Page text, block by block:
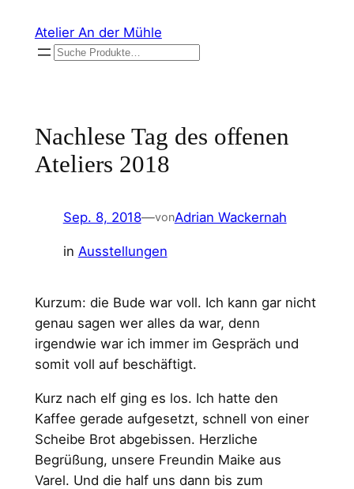
Inhalt
springen
Atelier An der Mühle
Suchen
Nachlese Tag des offenen
Ateliers 2018
Sep. 8, 2018—vonAdrian Wackernah
in Ausstellungen
Kurzum: die Bude war voll. Ich kann gar nicht
genau sagen wer alles da war, denn
irgendwie war ich immer im Gespräch und
somit voll auf beschäftigt.
Kurz nach elf ging es los. Ich hatte den
Kaffee gerade aufgesetzt, schnell von einer
Scheibe Brot abgebissen. Herzliche
Begrüßung, unsere Freundin Maike aus
Varel. Und die half uns dann bis zum